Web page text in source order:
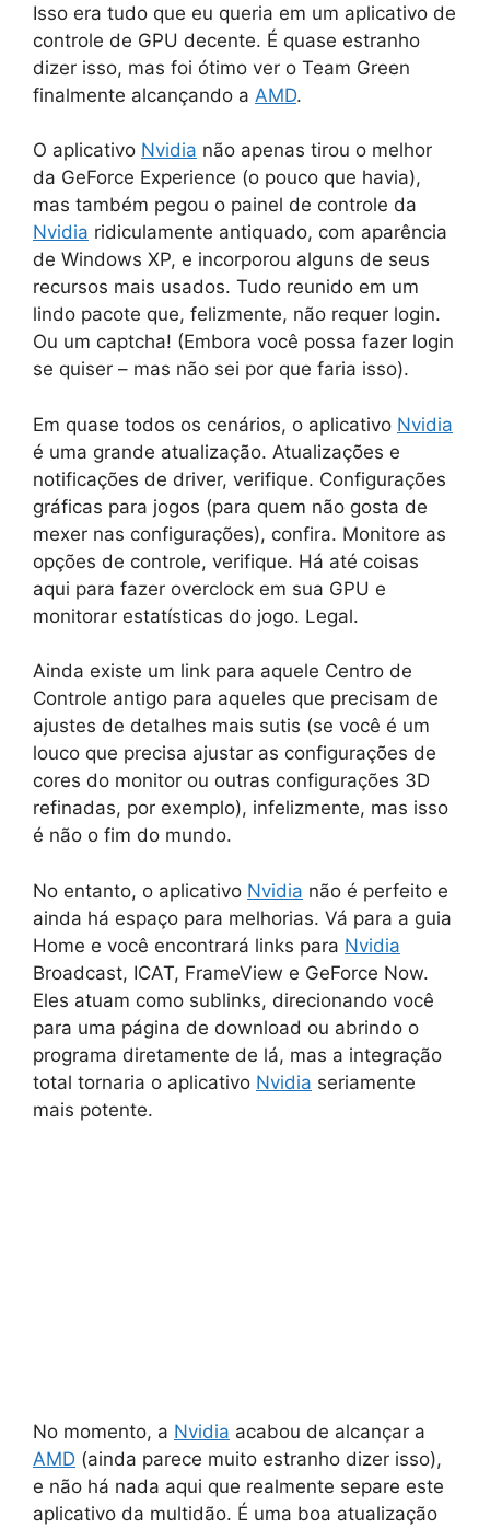
Isso era tudo que eu queria em um aplicativo de
controle de GPU decente. É quase estranho
dizer isso, mas foi ótimo ver o Team Green
finalmente alcançando a AMD.
O aplicativo Nvidia não apenas tirou o melhor
da GeForce Experience (o pouco que havia),
mas também pegou o painel de controle da
Nvidia ridiculamente antiquado, com aparência
de Windows XP, e incorporou alguns de seus
recursos mais usados. Tudo reunido em um
lindo pacote que, felizmente, não requer login.
Ou um captcha! (Embora você possa fazer login
se quiser – mas não sei por que faria isso).
Em quase todos os cenários, o aplicativo Nvidia
é uma grande atualização. Atualizações e
notificações de driver, verifique. Configurações
gráficas para jogos (para quem não gosta de
mexer nas configurações), confira. Monitore as
opções de controle, verifique. Há até coisas
aqui para fazer overclock em sua GPU e
monitorar estatísticas do jogo. Legal.
Ainda existe um link para aquele Centro de
Controle antigo para aqueles que precisam de
ajustes de detalhes mais sutis (se você é um
louco que precisa ajustar as configurações de
cores do monitor ou outras configurações 3D
refinadas, por exemplo), infelizmente, mas isso
é não o fim do mundo.
No entanto, o aplicativo Nvidia não é perfeito e
ainda há espaço para melhorias. Vá para a guia
Home e você encontrará links para Nvidia
Broadcast, ICAT, FrameView e GeForce Now.
Eles atuam como sublinks, direcionando você
para uma página de download ou abrindo o
programa diretamente de lá, mas a integração
total tornaria o aplicativo Nvidia seriamente
mais potente.
No momento, a Nvidia acabou de alcançar a
AMD (ainda parece muito estranho dizer isso),
e não há nada aqui que realmente separe este
aplicativo da multidão. É uma boa atualização